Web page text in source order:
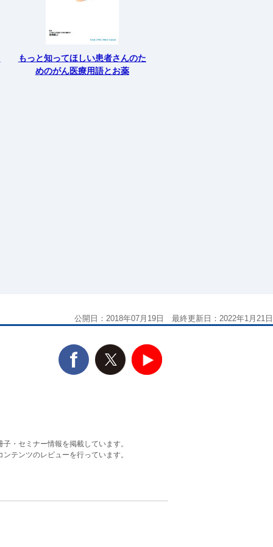
もっと知ってほしい患者さんのた
めのがん医療用語とお薬
公開日：2018年07月19日 最終更新日：2022年1月21日
・セミナー情報を掲載しています。
テンツのレビューを行っています。